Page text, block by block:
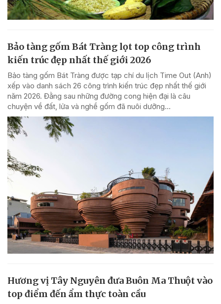
Bảo tàng gốm Bát Tràng lọt top công trình
kiến trúc đẹp nhất thế giới 2026
Bảo tàng gốm Bát Tràng được tạp chí du lịch Time Out (Anh)
xếp vào danh sách 26 công trình kiến trúc đẹp nhất thế giới
năm 2026. Đằng sau những đường cong hiện đại là câu
chuyện về đất, lửa và nghề gốm đã nuôi dưỡng...
Hương vị Tây Nguyên đưa Buôn Ma Thuột vào
top điểm đến ẩm thực toàn cầu